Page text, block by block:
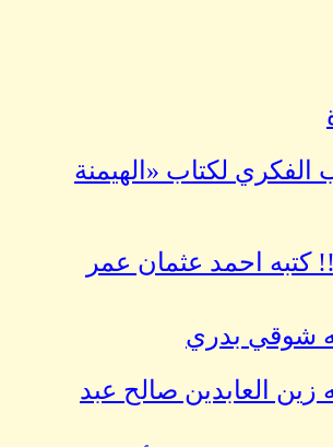
الفكري لكتاب «الهيمنة
كتبه احمد عثمان عمر
شوقي بدري
زين العابدين صالح عبد